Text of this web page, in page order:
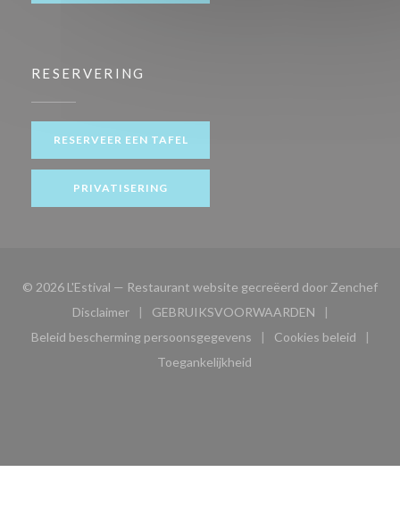
RESERVERING
RESERVEER EEN TAFEL
PRIVATISERING
© 2026 L'Estival — Restaurant website gecreëerd door Zenchef
Disclaimer
((opent in een nieuw venster))
GEBRUIKSVOORWAARDEN
((opent in een nieuw
Beleid bescherming persoonsgegevens
((opent in een nieuw venster))
Cookies beleid
((opent in
Toegankelijkheid
((opent in een nieuw venster))